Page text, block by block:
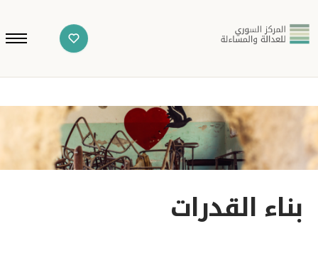
بناء القدرات